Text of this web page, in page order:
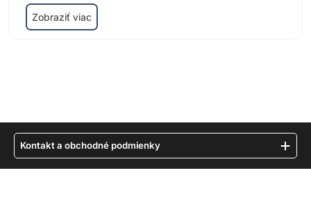
Zobraziť viac
Kontakt a obchodné podmienky